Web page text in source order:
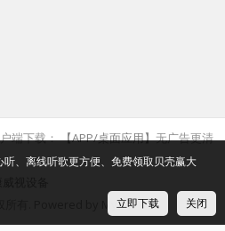
端下载：【APP/桌面应用】无广告更清
所有. Powered by Myxf.
、离线听歌更方便、免费领取贝壳赢大
关闭
立即下载